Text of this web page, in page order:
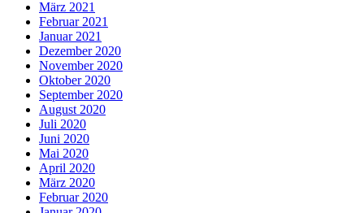
März 2021
Februar 2021
Januar 2021
Dezember 2020
November 2020
Oktober 2020
September 2020
August 2020
Juli 2020
Juni 2020
Mai 2020
April 2020
März 2020
Februar 2020